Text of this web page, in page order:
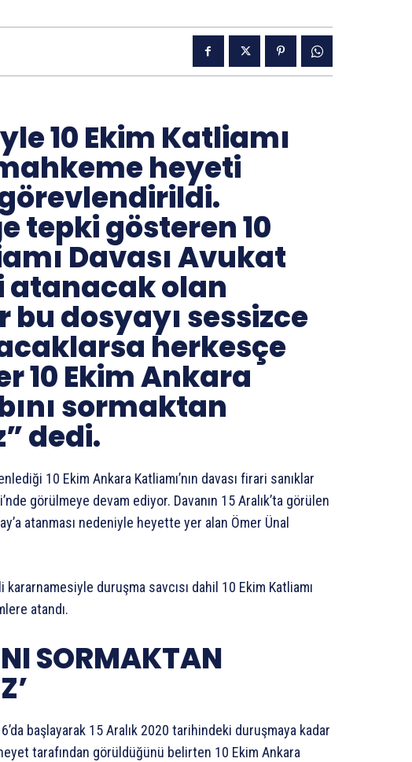
10 Ekim Katliamı
heyeti
tepki gösteren 10
Davası Avukat
atanacak olan
dosyayı sessizce
herkesçe
10 Ekim Ankara
sormaktan
dedi.
10 Ekim Ankara Katliamı’nın davası firari sanıklar
görülmeye devam ediyor. Davanın 15 Aralık’ta görülen
atanması nedeniyle heyette yer alan Ömer Ünal
duruşma savcısı dahil 10 Ekim Katliamı
atandı.
SORMAKTAN
başlayarak 15 Aralık 2020 tarihindeki duruşmaya kadar
tarafından görüldüğünü belirten 10 Ekim Ankara